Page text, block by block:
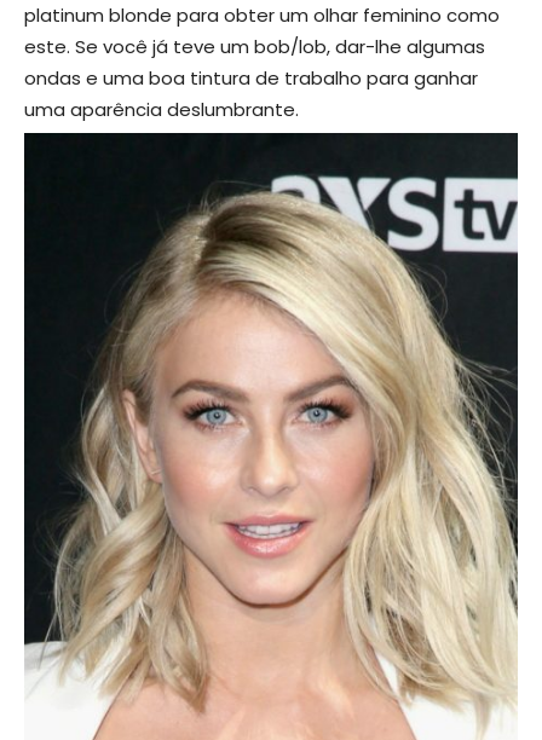
platinum blonde para obter um olhar feminino como
este. Se você já teve um bob/lob, dar-lhe algumas
ondas e uma boa tintura de trabalho para ganhar
uma aparência deslumbrante.